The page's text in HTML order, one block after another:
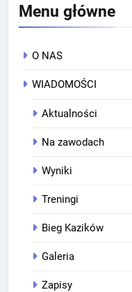
Menu główne
O NAS
WIADOMOŚCI
Aktualności
Na zawodach
Wyniki
Treningi
Bieg Kazików
Galeria
Zapisy